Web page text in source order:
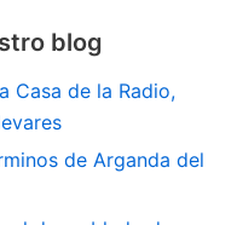
blog
Casa de la Radio,
de Arganda del